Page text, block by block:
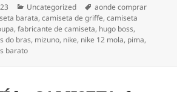
Categorías
Uncategorized Etiquetas
aonde comprar
barata,camiseta de griffe,camiseta
,fabricante de camiseta, hugo boss,
do bras, mizuno, nike, nike 12 mola, pima,
barato